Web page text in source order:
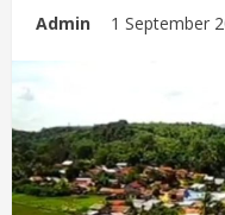
Admin 1 September